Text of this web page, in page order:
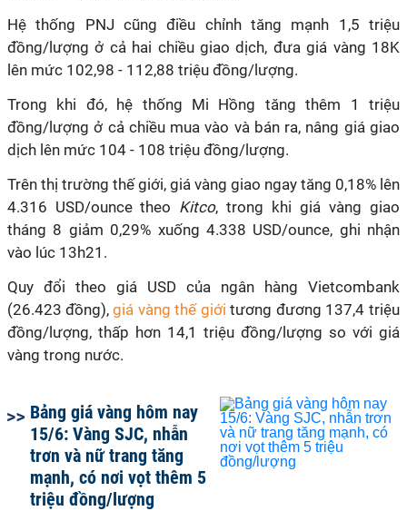
Hệ thống PNJ cũng điều chỉnh tăng mạnh 1,5 triệu
đồng/lượng ở cả hai chiều giao dịch, đưa giá vàng 18K
lên mức 102,98 - 112,88 triệu đồng/lượng.
Trong khi đó, hệ thống Mi Hồng tăng thêm 1 triệu
đồng/lượng ở cả chiều mua vào và bán ra, nâng giá giao
dịch lên mức 104 - 108 triệu đồng/lượng.
Trên thị trường thế giới, giá vàng giao ngay tăng 0,18% lên
4.316 USD/ounce theo Kitco, trong khi giá vàng giao
tháng 8 giảm 0,29% xuống 4.338 USD/ounce, ghi nhận
vào lúc 13h21.
Quy đổi theo giá USD của ngân hàng Vietcombank
(26.423 đồng), giá vàng thế giới tương đương 137,4 triệu
đồng/lượng, thấp hơn 14,1 triệu đồng/lượng so với giá
vàng trong nước.
Bảng giá vàng hôm nay
15/6: Vàng SJC, nhẫn
trơn và nữ trang tăng
mạnh, có nơi vọt thêm 5
triệu đồng/lượng